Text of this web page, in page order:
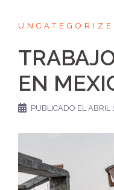
EN
PUBLICADO ELABRIL